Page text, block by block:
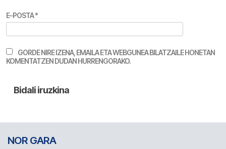
E-POSTA*
GORDE NIRE IZENA, EMAILA ETA WEBGUNEA BILATZAILE HONETAN
KOMENTATZEN DUDAN HURRENGORAKO.
NOR GARA